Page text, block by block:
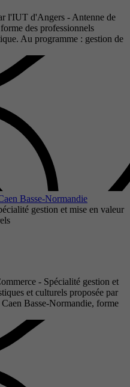
l'IUT d'Angers - Antenne de
des professionnels
Au programme : gestion de
Basse-Normandie
gestion et mise en valeur
- Spécialité gestion et
et culturels proposée par
Basse-Normandie, forme